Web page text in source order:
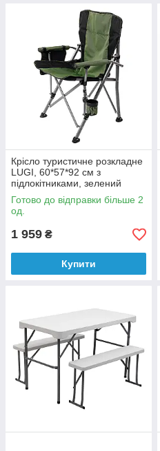
Крісло туристичне розкладне
LUGI, 60*57*92 см з
підлокітниками, зелений
Готово до відправки більше 2
од.
1 959 ₴
Купити